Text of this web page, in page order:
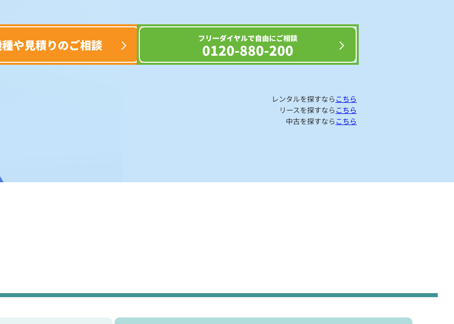
や見積りのご相談 フリーダイヤルで自由にご相談
0120-880-200
レンタルを探すなら こちら
リースを探すなら こちら
中古を探すなら こちら